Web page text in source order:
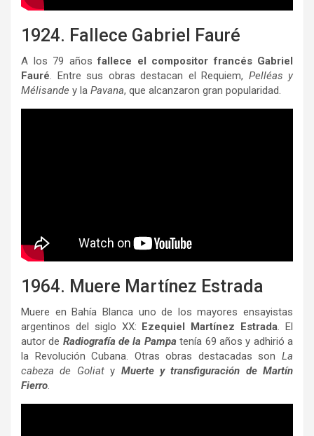
1924. Fallece Gabriel Fauré
A los 79 añosfallece el compositor francés Gabriel
Fauré. Entre sus obras destacan el Requiem, Pelléas y
Mélisande y la Pavana, que alcanzaron gran popularidad.
1964. Muere Martínez Estrada
Muere en Bahía Blanca uno de los mayores ensayistas
argentinos del siglo XX: Ezequiel Martínez Estrada. El
autor de Radiografía de la Pampa tenía 69 años y adhirió a
la Revolución Cubana. Otras obras destacadas son La
cabeza de Goliaty Muerte y transfiguración de Martín
Fierro.